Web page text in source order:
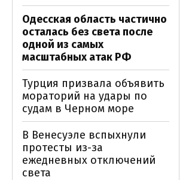
Одесская область частично
осталась без света после
одной из самых
масштабных атак РФ
Турция призвала объявить
мораторий на удары по
судам в Черном море
В Венесуэле вспыхнули
протесты из-за
ежедневных отключений
света